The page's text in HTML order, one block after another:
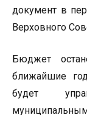
документ в
Верховного
Бюджет
ближайшие
будет